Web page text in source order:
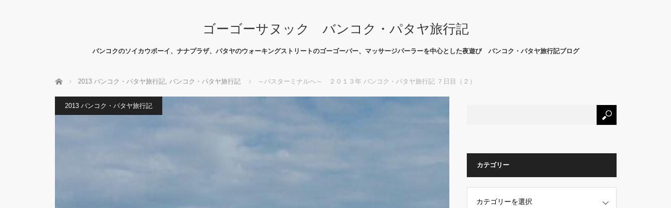
ゴーゴーサヌック バンコク・パタヤ旅行記
バンコクのソイカウボーイ、ナナプラザ、パタヤのウォーキングストリートのゴーゴーバー、マッサージパーラーを中心とした夜遊び バンコク・パタヤ旅行記ブログ
ホーム 2013 バンコク・パタヤ旅行記, バンコク・パタヤ旅行記 ～バスターミナルへ～ ２０１３年 バンコク・パタヤ旅行記 ７日目（２）
2013 バンコク・パタヤ旅行記
カテゴリー